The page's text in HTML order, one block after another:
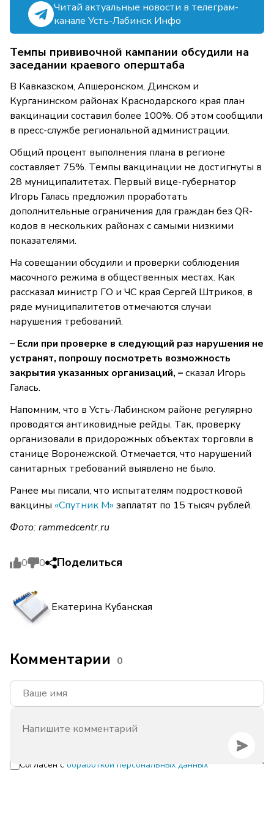
Читай актуальные новости в телеграм-
канале Усть-Лабинск Инфо
Темпы прививочной кампании обсудили на
заседании краевого оперштаба
В Кавказском, Апшеронском, Динском и
Курганинском районах Краснодарского края план
вакцинации составил более 100%. Об этом сообщили
в пресс-службе региональной администрации.
Общий процент выполнения плана в регионе
составляет 75%. Темпы вакцинации не достигнуты в
28 муниципалитетах. Первый вице-губернатор
Игорь Галась предложил проработать
дополнительные ограничения для граждан без QR-
кодов в нескольких районах с самыми низкими
показателями.
На совещании обсудили и проверки соблюдения
масочного режима в общественных местах. Как
рассказал министр ГО и ЧС края Сергей Штриков, в
ряде муниципалитетов отмечаются случаи
нарушения требований.
– Если при проверке в следующий раз нарушения не
устранят, попрошу посмотреть возможность
закрытия указанных организаций, –сказал Игорь
Галась.
Напомним, что в Усть-Лабинском районе регулярно
проводятся антиковидные рейды. Так, проверку
организовали в придорожных объектах торговли в
станице Воронежской. Отмечается, что нарушений
санитарных требований выявлено не было.
Ранее мы писали, что испытателям подростковой
вакцины «Спутник М» заплатят по 15 тысяч рублей.
Фото:rammedcentr.ru
0 0 Поделиться
Екатерина Кубанская
Комментарии 0
Согласен с обработкой персональных данных